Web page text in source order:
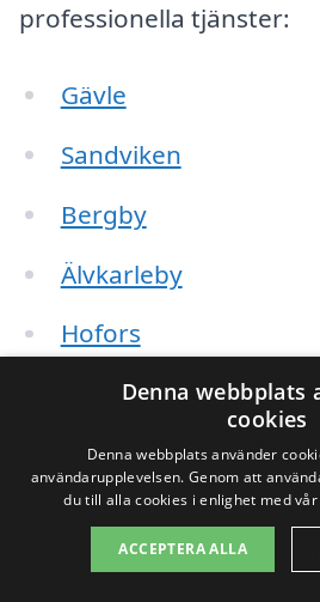
professionella tjänster:
Gävle
Sandviken
Bergby
Älvkarleby
Hofors
Ockelbo
Söderhamn
Denna webbplats
cookies
Denna webbplats använder
användarupplevelsen. Genom att
du till alla cookies i enlighet med
ACCEPTERA ALLA